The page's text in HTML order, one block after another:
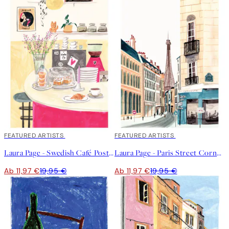
40%*
FEATURED ARTISTS
Laura Page - Swedish Café Poster
Ab 11,97 €19,95 €
40%*
FEATURED ARTISTS
Laura Page - Paris Street Corner Poster
Ab 11,97 €19,95 €